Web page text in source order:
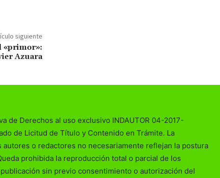
siguiente
«primor»:
Azuara
de Derechos al uso exclusivo INDAUTOR 04-2017-
de Licitud de Título y Contenido en Trámite. La
o redactores no necesariamente reflejan la postura
prohibida la reproducción total o parcial de los
sin previo consentimiento o autorización del